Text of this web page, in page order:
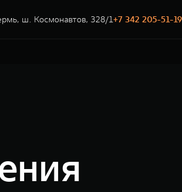
ш. Космонавтов, 328/1+7 342 205-51-19